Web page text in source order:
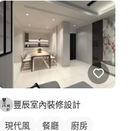
豐辰室內裝修設計
現代風 餐廳 廚房